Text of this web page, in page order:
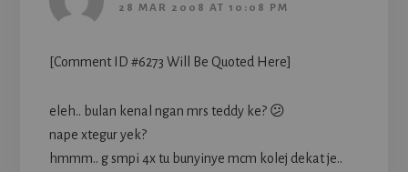
28 MAR 2008 AT 10:08 PM
[Comment ID #6273 Will Be Quoted Here]
eleh.. bulan kenal ngan mrs teddy ke? 😕
nape xtegur yek?
hmmm.. g smpi 4x tu bunyinye mcm kolej dekat je..